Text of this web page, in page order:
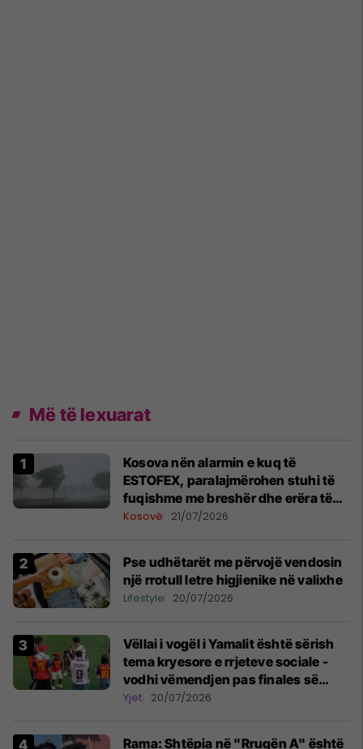
Më të lexuarat
Kosova nën alarmin e kuq të
ESTOFEX, paralajmërohen stuhi të
fuqishme me breshër dhe erëra të
forta
Kosovë 21/07/2026
Pse udhëtarët me përvojë vendosin
një rrotull letre higjienike në valixhe
Lifestyle 20/07/2026
Vëllai i vogël i Yamalit është sërish
tema kryesore e rrjeteve sociale -
vodhi vëmendjen pas finales së
Kupës së Botës
Yjet 20/07/2026
Rama: Shtëpia në "Rrugën A" është